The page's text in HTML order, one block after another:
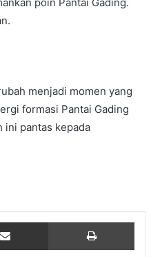
menjadi momen yang
formasi Pantai Gading
ini pantas kepada
Share via Email